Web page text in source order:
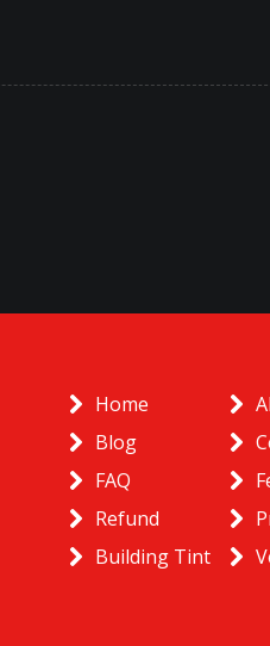
Home
Blog
FAQ
Refund
Building Tint